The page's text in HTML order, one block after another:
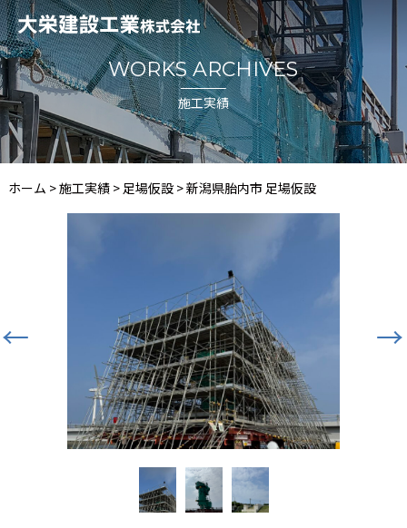
WORKS ARCHIVES
施工実績
ホーム >施工実績> 足場仮設>新潟県胎内市 足場仮設